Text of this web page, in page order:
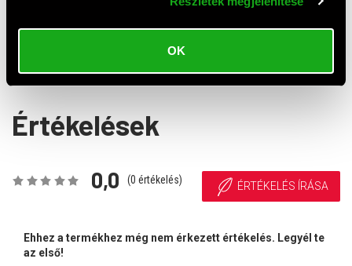
OK
Sencor SHI 131 hajvasaló Sencor SHI 110 BK hajvasaló
Értékelések
0,0 (0 értékelés) ÉRTÉKELÉS ÍRÁSA
Ehhez a termékhez még nem érkezett értékelés. Legyél te
az első!